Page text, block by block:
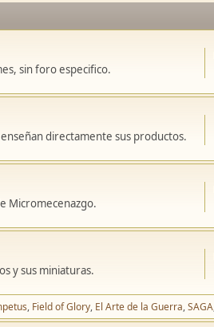
sin foro especifico.
directamente sus productos.
Micromecenazgo.
y sus miniaturas.
Field of Glory El Arte de la Guerra SAGA